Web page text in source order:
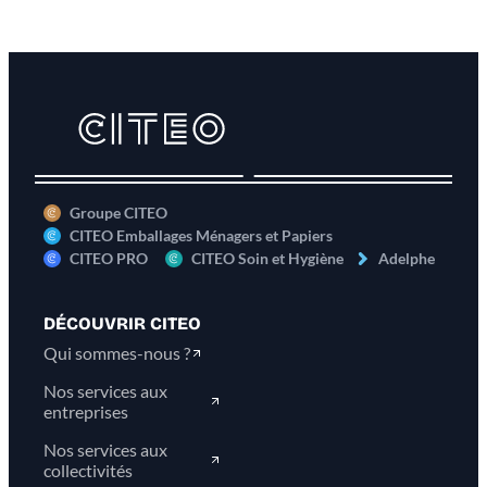
Groupe CITEO
CITEO Emballages Ménagers et Papiers
CITEO PRO
CITEO Soin et Hygiène Adelphe
DÉCOUVRIR CITEO
Qui sommes-nous ?
Nos services aux
entreprises
Nos services aux
collectivités